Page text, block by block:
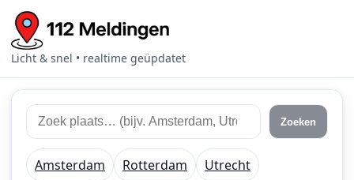
Licht & snel • realtime geüpdatet
Zoek 112 meldingen
Zoek plaats of regio Zoeken
Amsterdam Rotterdam
Utrecht